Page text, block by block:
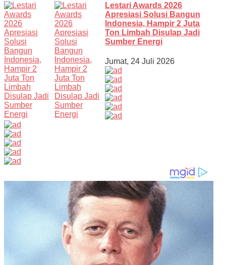
Lestari Awards 2026
Apresiasi Solusi Bangun
Indonesia, Hampir 2 Juta
Ton Limbah Disulap Jadi
Sumber Energi
Jumat, 24 Juli 2026